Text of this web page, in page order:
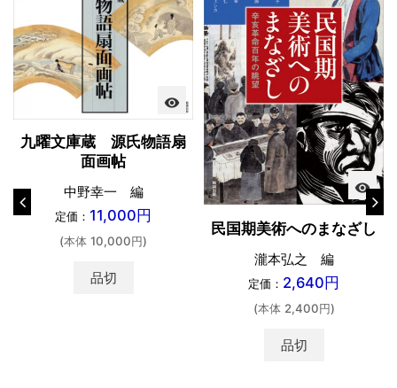
visibility
九曜文庫蔵 源氏物語扇
面画帖
中野幸一 編
定価： 11,000円
(本体 10,000円)
品切
visibility
民国期美術へのまなざし
瀧本弘之 編
定価： 2,640円
(本体 2,400円)
品切